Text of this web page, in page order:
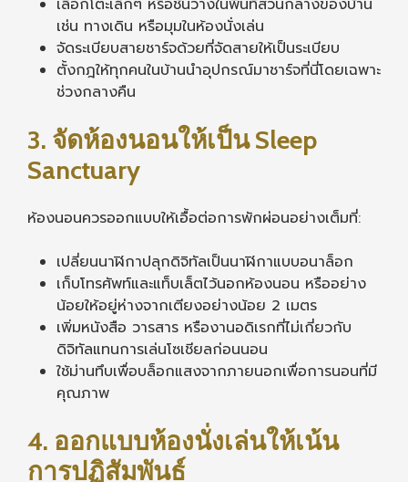
เลือกโต๊ะเล็กๆ หรือชั้นวางในพื้นที่ส่วนกลางของบ้าน
เช่น ทางเดิน หรือมุมในห้องนั่งเล่น
จัดระเบียบสายชาร์จด้วยที่จัดสายให้เป็นระเบียบ
ตั้งกฎให้ทุกคนในบ้านนำอุปกรณ์มาชาร์จที่นี่โดยเฉพาะ
ช่วงกลางคืน
3. จัดห้องนอนให้เป็น Sleep
Sanctuary
ห้องนอนควรออกแบบให้เอื้อต่อการพักผ่อนอย่างเต็มที่:
เปลี่ยนนาฬิกาปลุกดิจิทัลเป็นนาฬิกาแบบอนาล็อก
เก็บโทรศัพท์และแท็บเล็ตไว้นอกห้องนอน หรืออย่าง
น้อยให้อยู่ห่างจากเตียงอย่างน้อย 2 เมตร
เพิ่มหนังสือ วารสาร หรืองานอดิเรกที่ไม่เกี่ยวกับ
ดิจิทัลแทนการเล่นโซเชียลก่อนนอน
ใช้ม่านทึบเพื่อบล็อกแสงจากภายนอกเพื่อการนอนที่มี
คุณภาพ
4. ออกแบบห้องนั่งเล่นให้เน้น
การปฏิสัมพันธ์